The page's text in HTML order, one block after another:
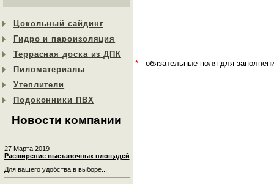
Цокольный сайдинг
Гидро и пароизоляция
Террасная доска из ДПК
Пиломатериалы
Утеплители
Подоконники ПВХ
Новости компании
27 Марта 2019
Расширение выставочных площадей
Для вашего удобства в выборе...
* - обязательные поля для